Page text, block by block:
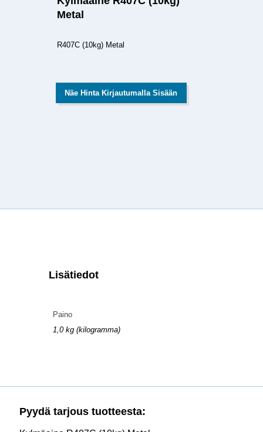
Metal
R407C (10kg) Metal
Näe Hinta Kirjautumalla Sisään
Lisätiedot
Paino
1,0 kg (kilogramma)
Pyydä tarjous tuotteesta: